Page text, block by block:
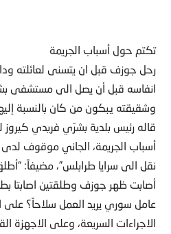
تكتم حول أسباب الجريمة
رحل جوزف قبل ان يتسنى لعائلته
انفاسه قبل أن يصل الى مستشفى
وشقيقته يبكون من كان بالنسبة
قاله رئيس بلدية بشرّي فريدي كيروز
أسباب الجريمة، الجاني موقوف
نقل الى سرايا طرابلس”، مضيفاً:
أصابت ظهر جوزف وطلقتين اصابتا
عامل سوري يريد العمل سلاحاً؟ على
الاجراءات السريعة، وعلى الاجهزة